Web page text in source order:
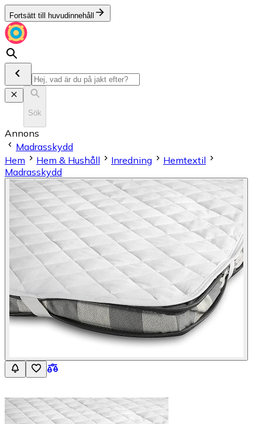
Fortsätt till huvudinnehåll
Sök
Annons
Madrasskydd
Hem
Hem & Hushåll Inredning
Hemtextil
Madrasskydd